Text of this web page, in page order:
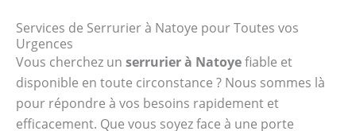
Services de Serrurier à Natoye pour Toutes vos
Urgences
Vous cherchez un serrurier à Natoyefiable et
disponible en toute circonstance ? Nous sommes là
pour répondre à vos besoins rapidement et
efficacement. Que vous soyez face à une porte